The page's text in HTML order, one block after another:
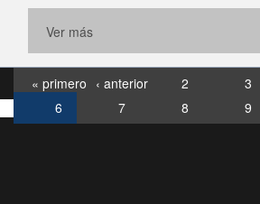
Ver más
« primero ‹ anterior 2 3
6
7 8 9